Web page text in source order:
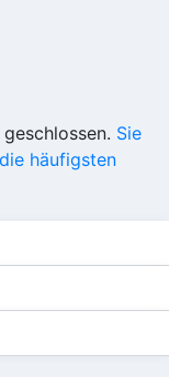
Sie
häufigsten